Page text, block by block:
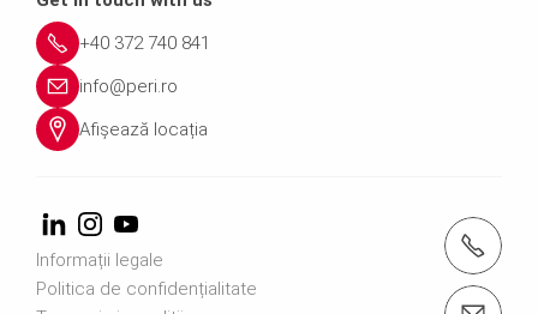
+40 372 740 841
info@peri.ro
Afișează locația
Informații legale
Politica de confidențialitate